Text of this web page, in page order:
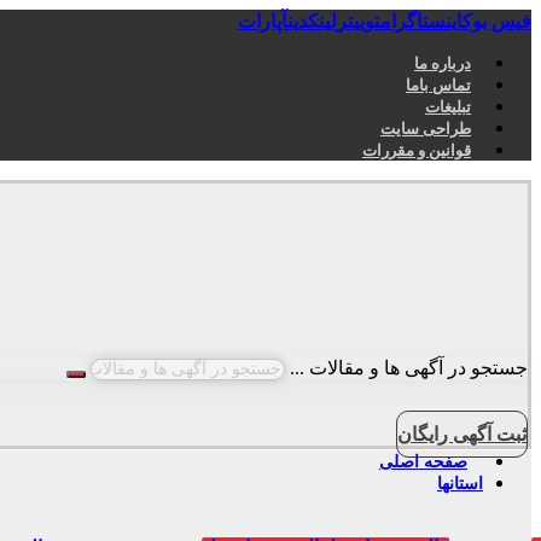
فیس بوکاینستاگرامتوییتر لینکدینآپارات
درباره ما
تماس باما
تبلیغات
طراحی سایت
قوانین و مقررات
جستجو در آگهی ها و مقالات ...
ثبت آگهی رایگان
صفحه اصلی
استانها